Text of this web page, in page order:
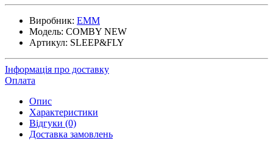
Виробник: ЕММ
Модель: COMBY NEW
Артикул: SLEEP&FLY
Інформація про доставку
Оплата
Опис
Характеристики
Відгуки (0)
Доставка замовлень